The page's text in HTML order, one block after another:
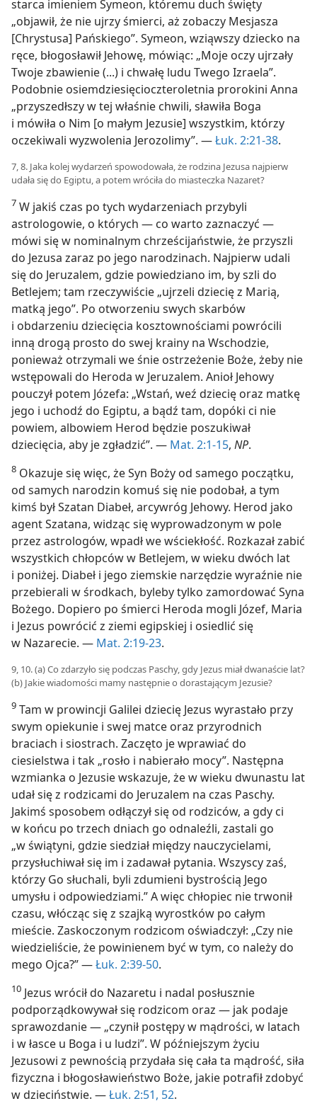
starca imieniem Symeon, któremu duch święty
„objawił, że nie ujrzy śmierci, aż zobaczy Mesjasza
[Chrystusa] Pańskiego”. Symeon, wziąwszy dziecko na
ręce, błogosławił Jehowę, mówiąc: „Moje oczy ujrzały
Twoje zbawienie (...) i chwałę ludu Twego Izraela”.
Podobnie osiemdziesięcioczteroletnia prorokini Anna
„przyszedłszy w tej właśnie chwili, sławiła Boga
i mówiła o Nim [o małym Jezusie] wszystkim, którzy
oczekiwali wyzwolenia Jerozolimy”. —Łuk. 2:21-38.
7, 8. Jaka kolej wydarzeń spowodowała, że rodzina Jezusa najpierw
udała się do Egiptu, a potem wróciła do miasteczka Nazaret?
7 W jakiś czas po tych wydarzeniach przybyli
astrologowie, o których — co warto zaznaczyć —
mówi się w nominalnym chrześcijaństwie, że przyszli
do Jezusa zaraz po jego narodzinach. Najpierw udali
się do Jeruzalem, gdzie powiedziano im, by szli do
Betlejem; tam rzeczywiście „ujrzeli dziecię z Marią,
matką jego”. Po otworzeniu swych skarbów
i obdarzeniu dziecięcia kosztownościami powrócili
inną drogą prosto do swej krainy na Wschodzie,
ponieważ otrzymali we śnie ostrzeżenie Boże, żeby nie
wstępowali do Heroda w Jeruzalem. Anioł Jehowy
pouczył potem Józefa: „Wstań, weź dziecię oraz matkę
jego i uchodź do Egiptu, a bądź tam, dopóki ci nie
powiem, albowiem Herod będzie poszukiwał
dziecięcia, aby je zgładzić”. — Mat. 2:1-15, NP.
8 Okazuje się więc, że Syn Boży od samego początku,
od samych narodzin komuś się nie podobał, a tym
kimś był Szatan Diabeł, arcywróg Jehowy. Herod jako
agent Szatana, widząc się wyprowadzonym w pole
przez astrologów, wpadł we wściekłość. Rozkazał zabić
wszystkich chłopców w Betlejem, w wieku dwóch lat
i poniżej. Diabeł i jego ziemskie narzędzie wyraźnie nie
przebierali w środkach, byleby tylko zamordować Syna
Bożego. Dopiero po śmierci Heroda mogli Józef, Maria
i Jezus powrócić z ziemi egipskiej i osiedlić się
w Nazarecie. — Mat. 2:19-23.
9, 10. (a) Co zdarzyło się podczas Paschy, gdy Jezus miał dwanaście lat?
(b) Jakie wiadomości mamy następnie o dorastającym Jezusie?
9 Tam w prowincji Galilei dziecię Jezus wyrastało przy
swym opiekunie i swej matce oraz przyrodnich
braciach i siostrach. Zaczęto je wprawiać do
ciesielstwa i tak „rosło i nabierało mocy”. Następna
wzmianka o Jezusie wskazuje, że w wieku dwunastu lat
udał się z rodzicami do Jeruzalem na czas Paschy.
Jakimś sposobem odłączył się od rodziców, a gdy ci
w końcu po trzech dniach go odnaleźli, zastali go
„w świątyni, gdzie siedział między nauczycielami,
przysłuchiwał się im i zadawał pytania. Wszyscy zaś,
którzy Go słuchali, byli zdumieni bystrością Jego
umysłu i odpowiedziami.” A więc chłopiec nie trwonił
czasu, włócząc się z szajką wyrostków po całym
mieście. Zaskoczonym rodzicom oświadczył: „Czy nie
wiedzieliście, że powinienem być w tym, co należy do
mego Ojca?” —Łuk. 2:39-50.
10 Jezus wrócił do Nazaretu i nadal posłusznie
podporządkowywał się rodzicom oraz — jak podaje
sprawozdanie — „czynił postępy w mądrości, w latach
i w łasce u Boga i u ludzi”. W późniejszym życiu
Jezusowi z pewnością przydała się cała ta mądrość, siła
fizyczna i błogosławieństwo Boże, jakie potrafił zdobyć
w dzieciństwie. —Łuk. 2:51, 52.